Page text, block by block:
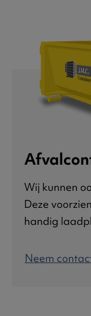
Wij kunnen
Deze
handig
Neem